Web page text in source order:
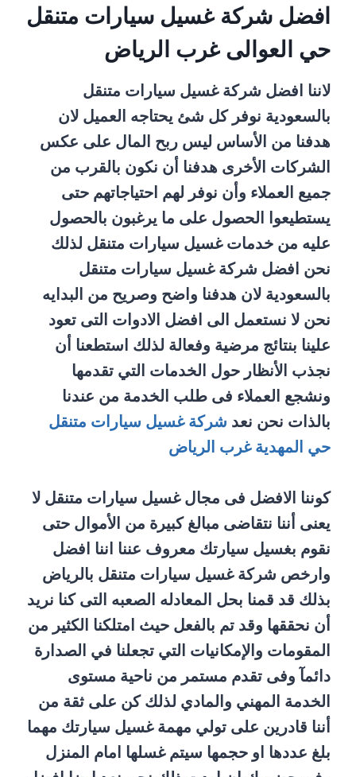
افضل شركة غسيل سيارات متنقل
حي العوالى غرب الرياض
لاننا افضل شركة غسيل سيارات متنقل
بالسعودية نوفر كل شئ يحتاجه العميل لان
هدفنا من الأساس ليس ربح المال على عكس
الشركات الأخرى هدفنا أن نكون بالقرب من
جميع العملاء وأن نوفر لهم احتياجاتهم حتى
يستطيعوا الحصول على ما يرغبون بالحصول
عليه من خدمات غسيل سيارات متنقل لذلك
نحن افضل شركة غسيل سيارات متنقل
بالسعودية لان هدفنا واضح وصريح من البدايه
نحن لا نستعمل الى افضل الادوات التى تعود
علينا بنتائج مرضية وفعالة لذلك استطعنا أن
نجذب الأنظار حول الخدمات التي تقدمها
ونشجع العملاء فى طلب الخدمة من عندنا
بالذات نحن نعد شركة غسيل سيارات متنقل
حي المهدية غرب الرياض
كوننا الافضل فى مجال غسيل سيارات متنقل لا
يعنى أننا نتقاضى مبالغ كبيرة من الأموال حتى
نقوم بغسيل سيارتك معروف عننا اننا افضل
وارخص شركة غسيل سيارات متنقل بالرياض
بذلك قد قمنا بحل المعادله الصعبه التى كنا نريد
أن نحققها وقد تم بالفعل حيث امتلكنا الكثير من
المقومات والإمكانيات التي تجعلنا في الصدارة
دائمآ وفى تقدم مستمر من ناحية مستوى
الخدمة المهني والمادي لذلك كن على ثقة من
أننا قادرين على تولي مهمة غسيل سيارتك مهما
بلغ عددها او حجمها سيتم غسلها امام المنزل